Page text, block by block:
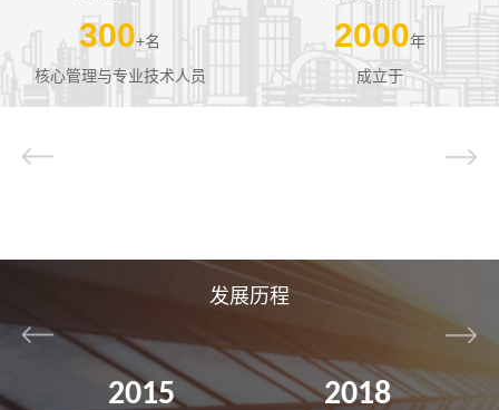
300+名
核心管理与专业技术人员
2000年
成立于
发展历程
2015 2018